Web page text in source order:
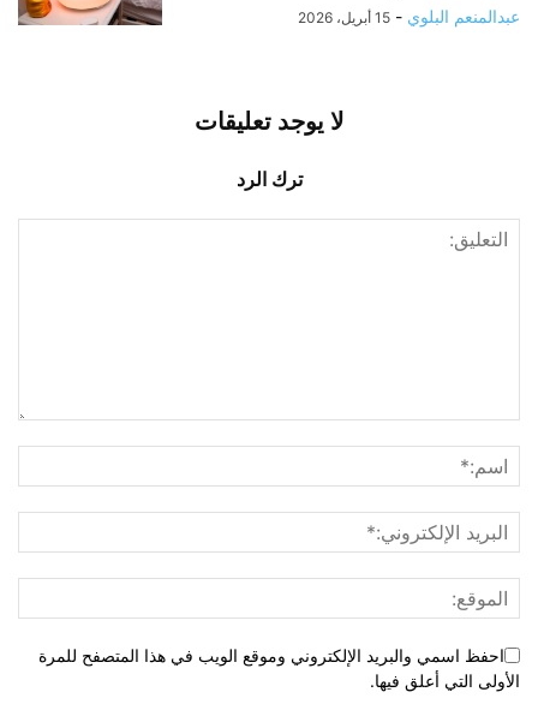
عبدالمنعم البلوي - 15 أبريل، 2026
لا يوجد تعليقات
ترك الرد
احفظ اسمي والبريد الإلكتروني وموقع الويب في هذا المتصفح للمرة
الأولى التي أعلق فيها.